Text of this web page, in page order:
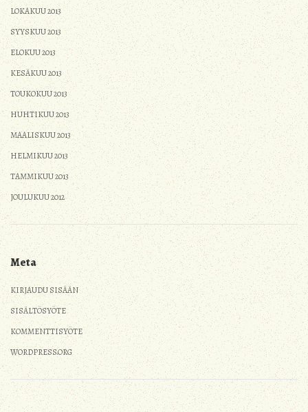
LOKAKUU 2013
SYYSKUU 2013
ELOKUU 2013
KESÄKUU 2013
TOUKOKUU 2013
HUHTIKUU 2013
MAALISKUU 2013
HELMIKUU 2013
TAMMIKUU 2013
JOULUKUU 2012
Meta
KIRJAUDU SISÄÄN
SISÄLTÖSYÖTE
KOMMENTTISYÖTE
WORDPRESS.ORG